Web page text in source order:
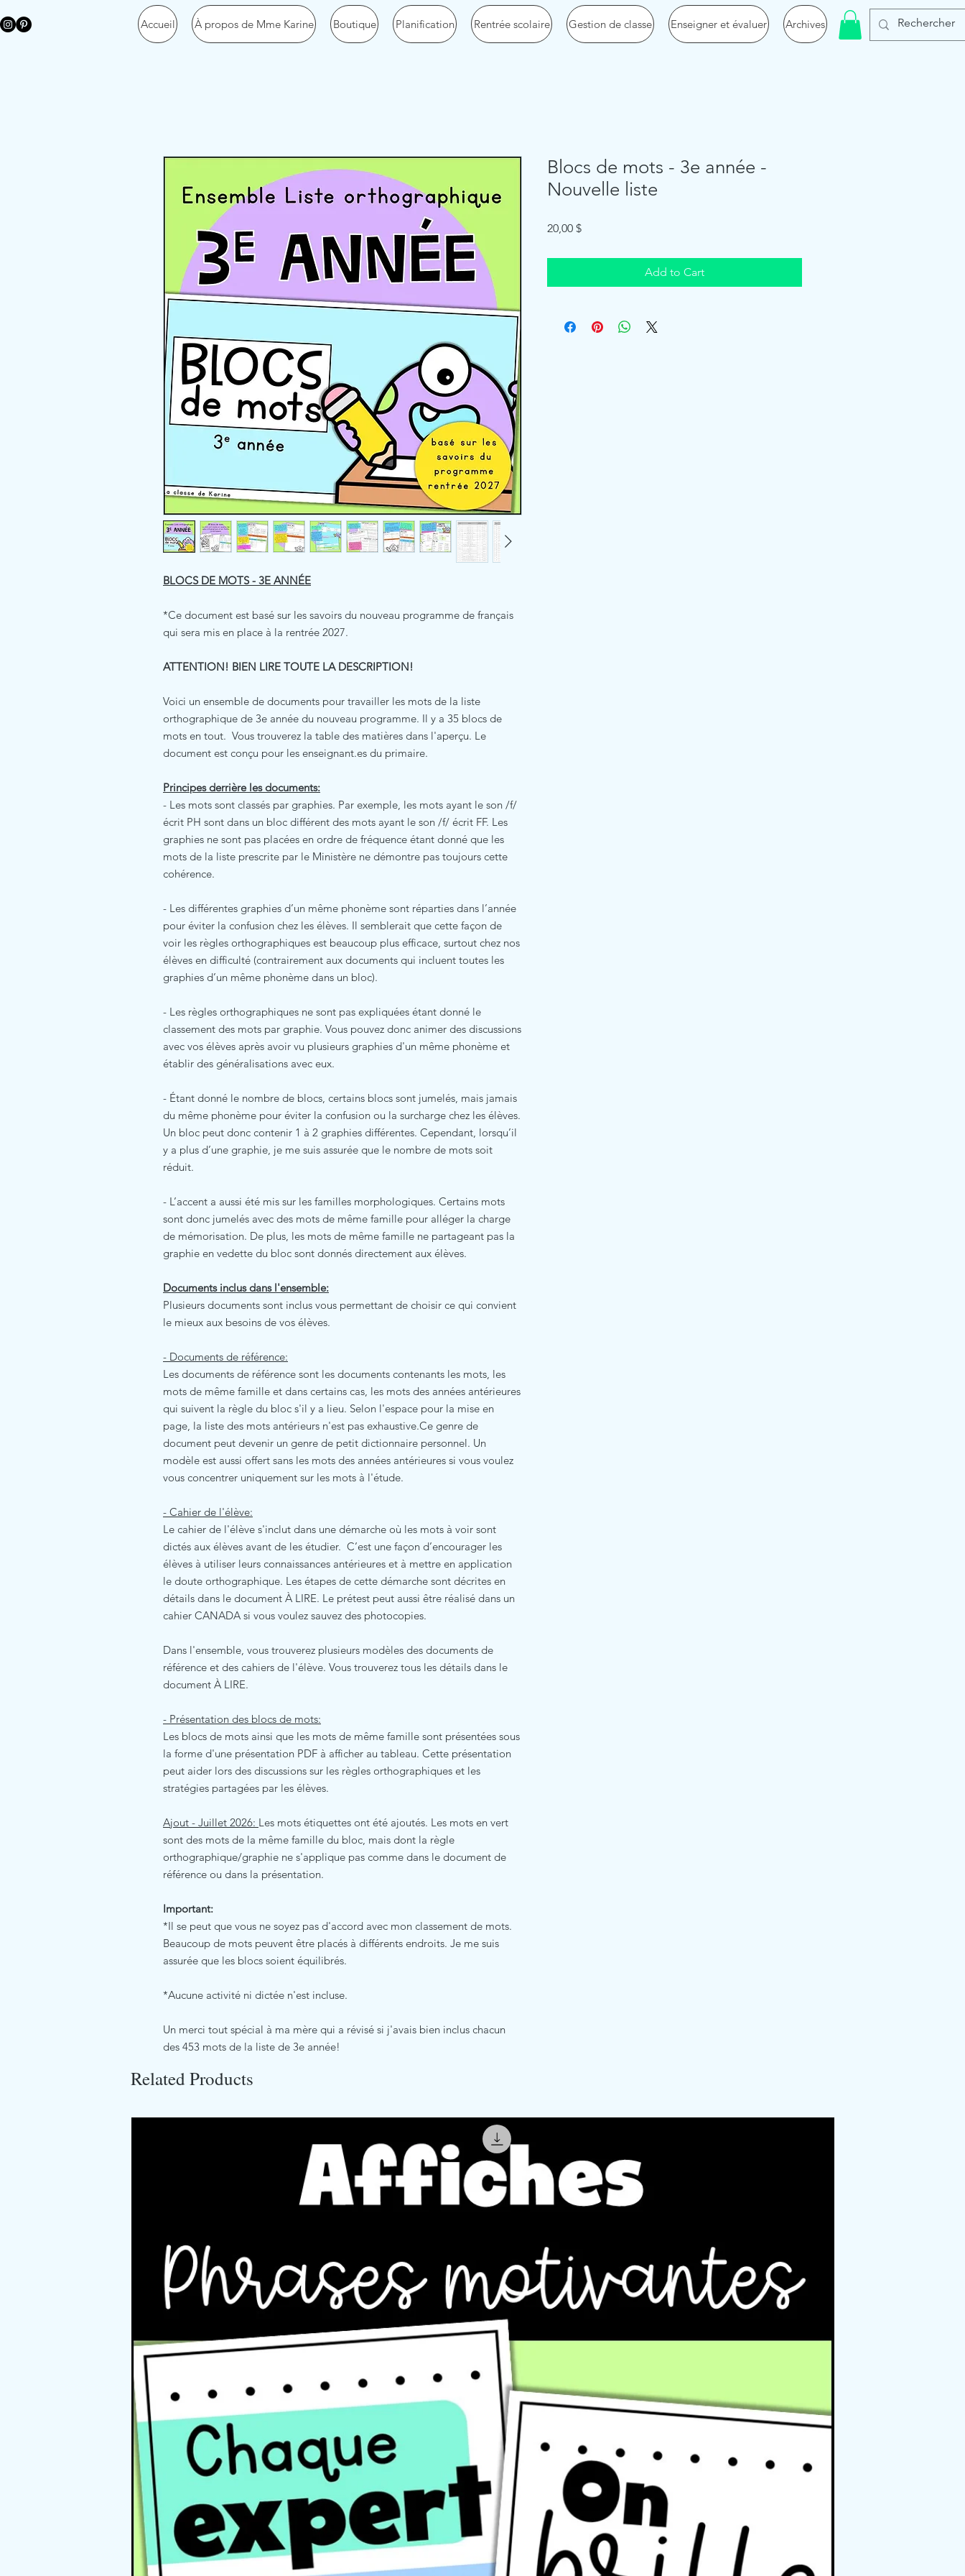
Accueil À propos de Mme Karine Boutique Planification Rentrée scolaire Gestion de classe Enseigner et évaluer Archives
BLOCS DE MOTS - 3E ANNÉE
*Ce document est basé sur les savoirs du nouveau programme de français
qui sera mis en place à la rentrée 2027.
ATTENTION! BIEN LIRE TOUTE LA DESCRIPTION!
Voici un ensemble de documents pour travailler les mots de la liste
orthographique de 3e année du nouveau programme. Il y a 35 blocs de
mots en tout. Vous trouverez la table des matières dans l'aperçu. Le
document est conçu pour les enseignant.es du primaire.
Principes derrière les documents:
- Les mots sont classés par graphies. Par exemple, les mots ayant le son /f/
écrit PH sont dans un bloc différent des mots ayant le son /f/ écrit FF. Les
graphies ne sont pas placées en ordre de fréquence étant donné que les
mots de la liste prescrite par le Ministère ne démontre pas toujours cette
cohérence.
- Les différentes graphies d’un même phonème sont réparties dans l’année
pour éviter la confusion chez les élèves. Il semblerait que cette façon de
voir les règles orthographiques est beaucoup plus efficace, surtout chez nos
élèves en difficulté (contrairement aux documents qui incluent toutes les
graphies d’un même phonème dans un bloc).
- Les règles orthographiques ne sont pas expliquées étant donné le
classement des mots par graphie. Vous pouvez donc animer des discussions
avec vos élèves après avoir vu plusieurs graphies d'un même phonème et
établir des généralisations avec eux.
- Étant donné le nombre de blocs, certains blocs sont jumelés, mais jamais
du même phonème pour éviter la confusion ou la surcharge chez les élèves.
Un bloc peut donc contenir 1 à 2 graphies différentes. Cependant, lorsqu’il
y a plus d’une graphie, je me suis assurée que le nombre de mots soit
réduit.
- L’accent a aussi été mis sur les familles morphologiques. Certains mots
sont donc jumelés avec des mots de même famille pour alléger la charge
de mémorisation. De plus, les mots de même famille ne partageant pas la
graphie en vedette du bloc sont donnés directement aux élèves.
Documents inclus dans l'ensemble:
Plusieurs documents sont inclus vous permettant de choisir ce qui convient
le mieux aux besoins de vos élèves.
- Documents de référence:
Les documents de référence sont les documents contenants les mots, les
mots de même famille et dans certains cas, les mots des années antérieures
qui suivent la règle du bloc s'il y a lieu. Selon l'espace pour la mise en
page, la liste des mots antérieurs n'est pas exhaustive.Ce genre de
document peut devenir un genre de petit dictionnaire personnel. Un
modèle est aussi offert sans les mots des années antérieures si vous voulez
vous concentrer uniquement sur les mots à l'étude.
- Cahier de l'élève:
Le cahier de l'élève s'inclut dans une démarche où les mots à voir sont
dictés aux élèves avant de les étudier. C’est une façon d’encourager les
élèves à utiliser leurs connaissances antérieures et à mettre en application
le doute orthographique. Les étapes de cette démarche sont décrites en
détails dans le document À LIRE. Le prétest peut aussi être réalisé dans un
cahier CANADA si vous voulez sauvez des photocopies.
Dans l'ensemble, vous trouverez plusieurs modèles des documents de
référence et des cahiers de l'élève. Vous trouverez tous les détails dans le
document À LIRE.
- Présentation des blocs de mots:
Les blocs de mots ainsi que les mots de même famille sont présentées sous
la forme d'une présentation PDF à afficher au tableau. Cette présentation
peut aider lors des discussions sur les règles orthographiques et les
stratégies partagées par les élèves.
Ajout - Juillet 2026: Les mots étiquettes ont été ajoutés. Les mots en vert
sont des mots de la même famille du bloc, mais dont la règle
orthographique/graphie ne s'applique pas comme dans le document de
référence ou dans la présentation.
Important:
*Il se peut que vous ne soyez pas d'accord avec mon classement de mots.
Beaucoup de mots peuvent être placés à différents endroits. Je me suis
assurée que les blocs soient équilibrés.
*Aucune activité ni dictée n'est incluse.
Un merci tout spécial à ma mère qui a révisé si j'avais bien inclus chacun
des 453 mots de la liste de 3e année!
Blocs de mots - 3e année -
Nouvelle liste
20,00 $Price
Add to Cart
Related Products